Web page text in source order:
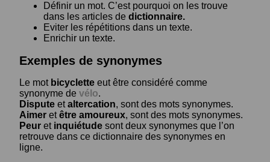
Définir un mot. C’est pourquoi on les trouve
dans les articles de dictionnaire.
Eviter les répétitions dans un texte.
Enrichir un texte.
Exemples de synonymes
Le mot bicyclette eut être considéré comme
synonyme de vélo.
Dispute etaltercation, sont des mots synonymes.
Aimer etêtre amoureux, sont des mots synonymes.
Peur et inquiétude sont deux synonymes que l’on
retrouve dans ce dictionnaire des synonymes en
ligne.